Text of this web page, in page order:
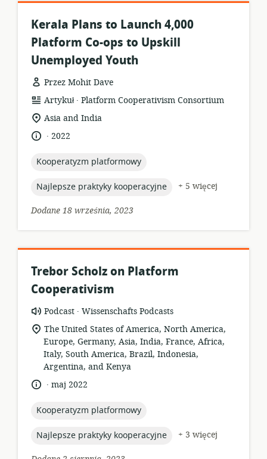
Kerala Plans to Launch 4,000
Platform Co-ops to Upskill
Unemployed Youth
Przez Mohit Dave
format
zasobów:
Artykuł .
wydawca:
Platform Cooperativism Consortium
istotna
lokalizacja:
Asia and India
język:
.
data2022
topic:
Kooperatyzm platformowy
topic:
Najlepsze praktyky kooperacyjne
+ 5 więcej
Dodane 18 września, 2023
Trebor Scholz on Platform
Cooperativism
format
zasobów:
Podcast .
wydawca:
Wissenschafts Podcasts
istotna
lokalizacja:
The United States of America, North America,
Europe, Germany, Asia, India, France, Africa,
Italy, South America, Brazil, Indonesia,
Argentina, and Kenya
język:
.
datamaj 2022
topic:
Kooperatyzm platformowy
topic:
Najlepsze praktyky kooperacyjne
+ 3 więcej